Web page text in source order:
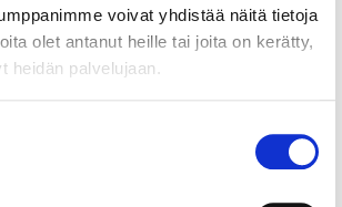
voivat yhdistää näitä tietoja
olet antanut heille tai joita on kerätty,
heidän palvelujaan.